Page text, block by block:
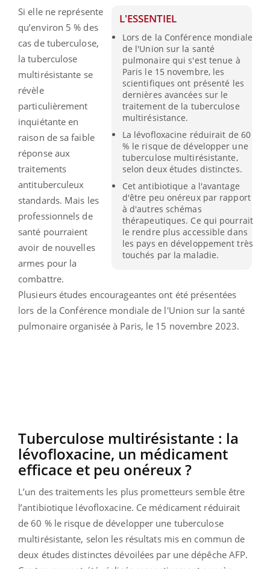
L'ESSENTIEL
Lors de la Conférence mondiale
de l'Union sur la santé
pulmonaire qui s'est tenue à
Paris le 15 novembre, les
scientifiques ont présenté les
dernières avancées sur le
traitement de la tuberculose
multirésistance.
La lévofloxacine réduirait de 60
% le risque de développer une
tuberculose multirésistante,
selon deux études distinctes.
Cet antibiotique a l'avantage
d'être peu onéreux par rapport
à d'autres schémas
thérapeutiques. Ce qui pourrait
le rendre plus accessible dans
les pays en développement très
touchés par la maladie.
Si elle ne représente
qu’environ 5 % des
cas de tuberculose,
la tuberculose
multirésistante se
révèle
particulièrement
inquiétante en
raison de sa faible
réponse aux
traitements
antituberculeux
standards. Mais les
professionnels de
santé pourraient
avoir de nouvelles
armes pour la
combattre.
Plusieurs études encourageantes ont été présentées
lors de la Conférence mondiale de l'Union sur la santé
pulmonaire organisée à Paris, le 15 novembre 2023.
Tuberculose multirésistante : la
lévofloxacine, un médicament
efficace et peu onéreux ?
L’un des traitements les plus prometteurs semble être
l’antibiotique lévofloxacine. Ce médicament réduirait
de 60 % le risque de développer une tuberculose
multirésistante, selon les résultats mis en commun de
deux études distinctes dévoilées par une dépêche AFP.